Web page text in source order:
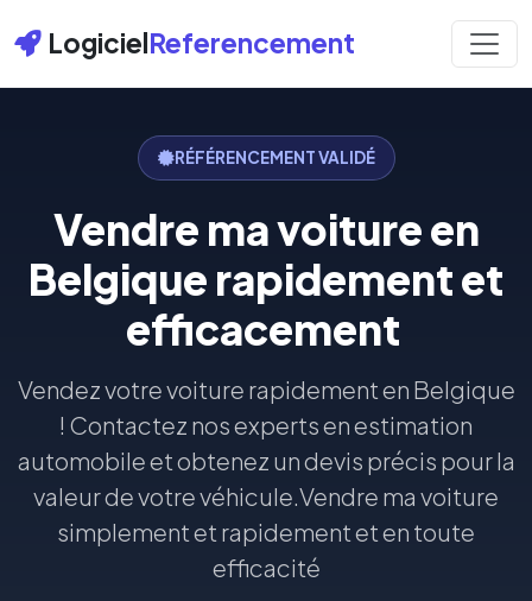
LogicielReferencement
RÉFÉRENCEMENT VALIDÉ
Vendre ma voiture en
Belgique rapidement et
efficacement
Vendez votre voiture rapidement en Belgique
! Contactez nos experts en estimation
automobile et obtenez un devis précis pour la
valeur de votre véhicule.Vendre ma voiture
simplement et rapidement et en toute
efficacité